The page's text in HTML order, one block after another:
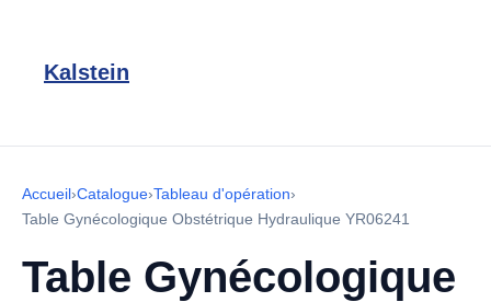
Kalstein
Accueil›Catalogue›Tableau d'opération›
Table Gynécologique Obstétrique Hydraulique YR06241
Table Gynécologique